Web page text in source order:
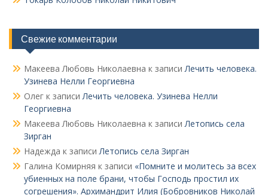
Свежие комментарии
Макеева Любовь Николаевна к записиЛечить человека.
Узинева Нелли Георгиевна
Олег к записиЛечить человека. Узинева Нелли
Георгиевна
Макеева Любовь Николаевна к записиЛетопись села
Зирган
Надежда к записиЛетопись села Зирган
Галина Комирняя к записи «Помните и молитесь за всех
убиенных на поле брани, чтобы Господь простил их
согрешения». Архимандрит Илия (Бобровников Николай